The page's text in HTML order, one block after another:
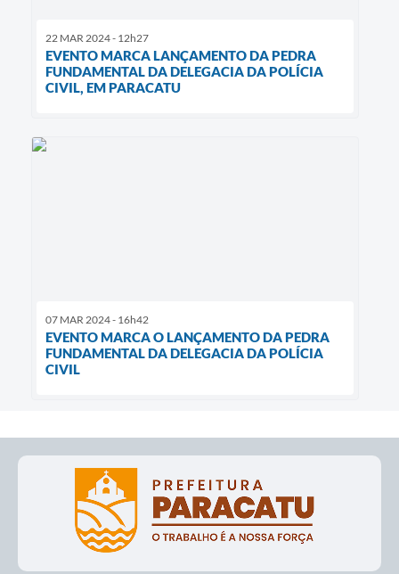
22 MAR 2024 - 12h27
EVENTO MARCA LANÇAMENTO DA PEDRA
FUNDAMENTAL DA DELEGACIA DA POLÍCIA
CIVIL, EM PARACATU
07 MAR 2024 - 16h42
EVENTO MARCA O LANÇAMENTO DA PEDRA
FUNDAMENTAL DA DELEGACIA DA POLÍCIA
CIVIL